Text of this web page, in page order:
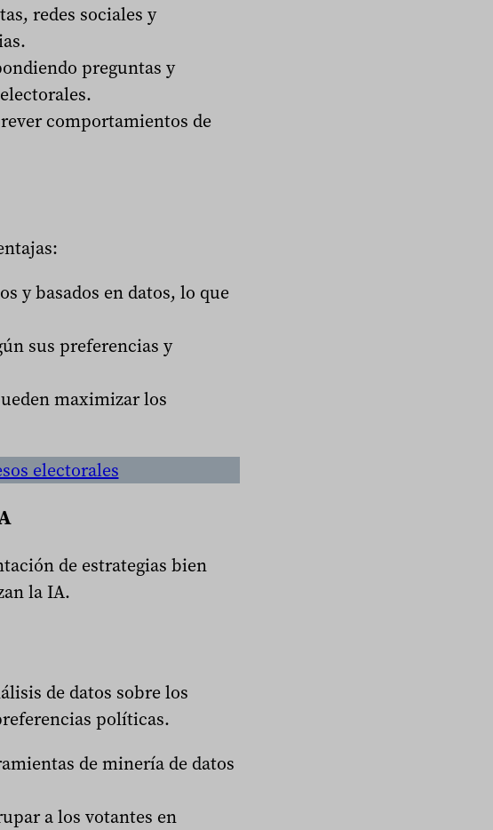
redes sociales y
preguntas y
comportamientos de
y basados en datos, lo que
sus preferencias y
maximizar los
electorales
de estrategias bien
la IA.
de datos sobre los
políticas.
de minería de datos
a los votantes en